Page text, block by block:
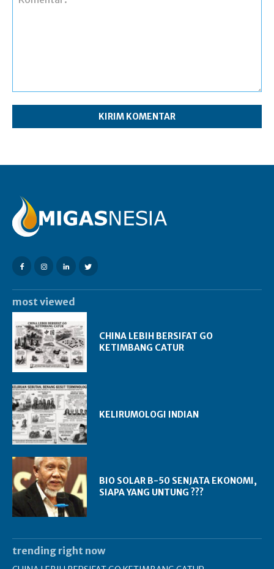
most viewed
CHINA LEBIH BERSIFAT GO
KETIMBANG CATUR
KELIRUMOLOGI INDIAN
BIO SOLAR B-50 SENJATA EKONOMI,
SIAPA YANG UNTUNG ???
trending right now